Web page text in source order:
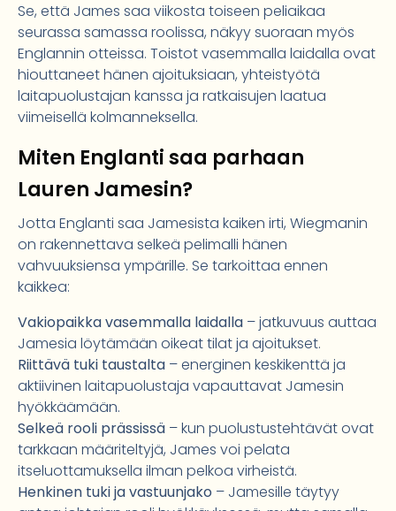
Se, että James saa viikosta toiseen peliaikaa
seurassa samassa roolissa, näkyy suoraan myös
Englannin otteissa. Toistot vasemmalla laidalla ovat
hiouttaneet hänen ajoituksiaan, yhteistyötä
laitapuolustajan kanssa ja ratkaisujen laatua
viimeisellä kolmanneksella.
Miten Englanti saa parhaan
Lauren Jamesin?
Jotta Englanti saa Jamesista kaiken irti, Wiegmanin
on rakennettava selkeä pelimalli hänen
vahvuuksiensa ympärille. Se tarkoittaa ennen
kaikkea:
Vakiopaikka vasemmalla laidalla – jatkuvuus auttaa
Jamesia löytämään oikeat tilat ja ajoitukset.
Riittävä tuki taustalta – energinen keskikenttä ja
aktiivinen laitapuolustaja vapauttavat Jamesin
hyökkäämään.
Selkeä rooli prässissä – kun puolustustehtävät ovat
tarkkaan määriteltyjä, James voi pelata
itseluottamuksella ilman pelkoa virheistä.
Henkinen tuki ja vastuunjako – Jamesille täytyy